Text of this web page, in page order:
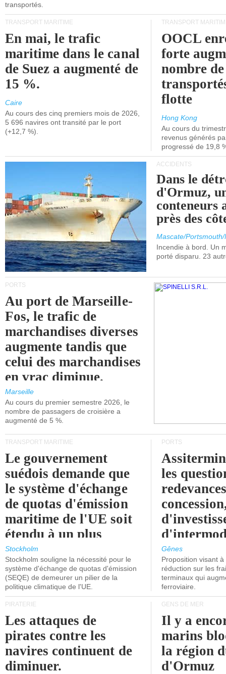
transportés.
TRANSPORT MARITIME
En mai, le trafic
maritime dans le canal
de Suez a augmenté de
15 %.
Caire
Au cours des cinq premiers mois de 2026,
5 696 navires ont transité par le port
(+12,7 %).
TRANSPORT
OOCL
forte
nombre
flotte
Hong Kong
Au cours du
revenus générés
progressé de 19,8
ACCIDENTS
Dans le
d'Ormuz,
conteneurs
près des
Mascate/
Incendie à bord. Un
porté disparu. 23
PORTS
Au port de Marseille-
Fos, le trafic de
marchandises diverses
augmente tandis que
celui des marchandises
en vrac diminue.
Marseille
Au cours du premier semestre 2026, le
nombre de passagers de croisière a
augmenté de 5 %.
TRANSPORT MARITIME
Le gouvernement
suédois demande que
le système d'échange
de quotas d'émission
maritime de l'UE soit
étendu à un plus
grand nombre de
navires.
Stockholm
Stockholm souligne la nécessité pour le
système d'échange de quotas d'émission
(SEQE) de demeurer un pilier de la
politique climatique de l'UE.
PORTS
les
l'attention
politiciens.
Gênes
Proposition visant
réduction sur les
terminaux qui
ferroviaire.
PIRATERIE
Les attaques de
pirates contre les
navires continuent de
diminuer.
GENS DE MER
Il y a
marins
la région
d'Ormuz